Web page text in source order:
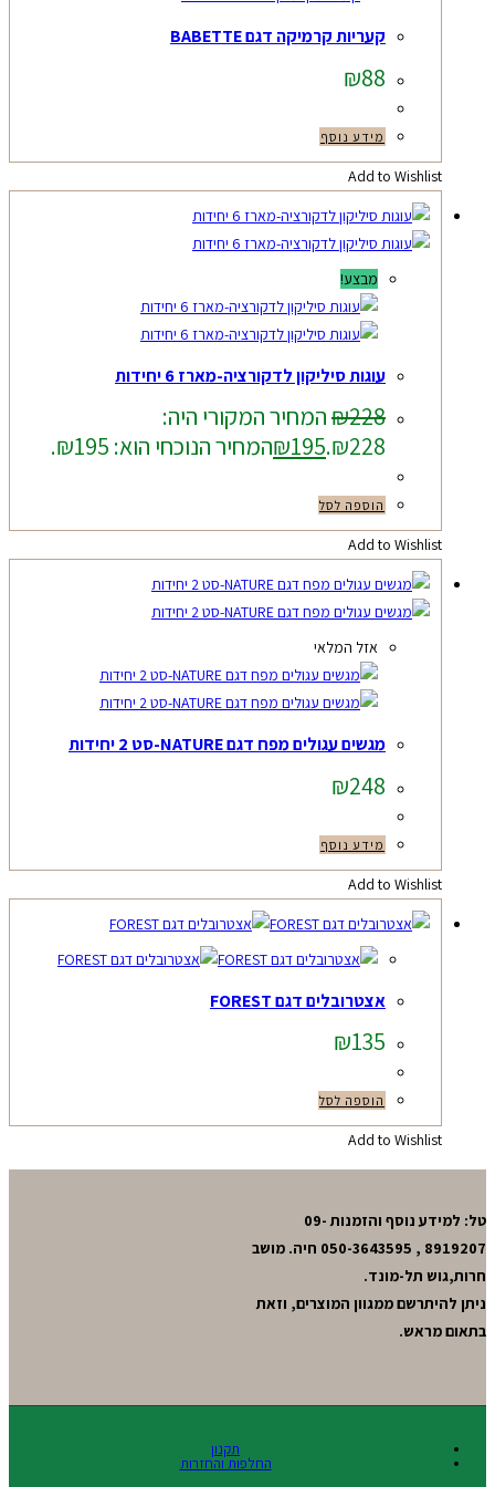
קעריות קרמיקה דגם BABETTE
₪88
מידע נוסף
Add to Wishlist
מבצע!
עוגות סיליקון לדקורציה-מארז 6 יחידות
₪228
המחיר המקורי היה:
₪228.
₪195 המחיר הנוכחי הוא: ₪195.
הוספה לסל
Add to Wishlist
אזל המלאי
מגשים עגולים מפח דגם NATURE-סט 2 יחידות
₪248
מידע נוסף
Add to Wishlist
אצטרובלים דגם FOREST
₪135
הוספה לסל
Add to Wishlist
טל: למידע נוסף והזמנות 09-
8919207 , 050-3643595 חיה. מושב
חרות,גוש תל-מונד.
ניתן להיתרשם ממגוון המוצרים, וזאת
בתאום מראש.
תקנון
החלפות והחזרות